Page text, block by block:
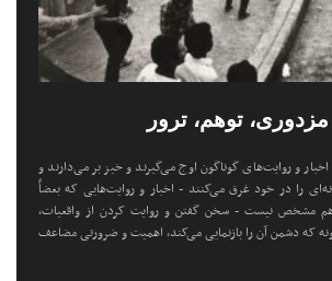
و روایت‌های گوناگون اوج می‌گیرند و خیز بر می‌دارند و
را در خود غرق می‌کنند - اخبار و روایت‌هایی که بعضاً
نیست - سخن گفتن و روایت کردن از واقعیات،
که دشمن آن را بازنمایی می‌کند، اهمیت و ضرورتی مضاعف